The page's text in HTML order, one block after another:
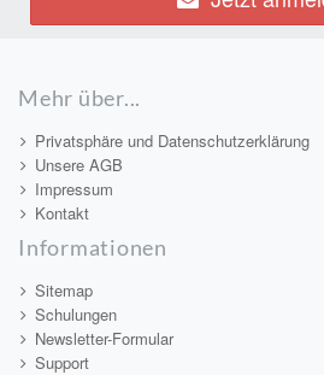
Mehr über...
Privatsphäre und Datenschutzerklärung
Unsere AGB
Impressum
Kontakt
Informationen
Sitemap
Schulungen
Newsletter-Formular
Support